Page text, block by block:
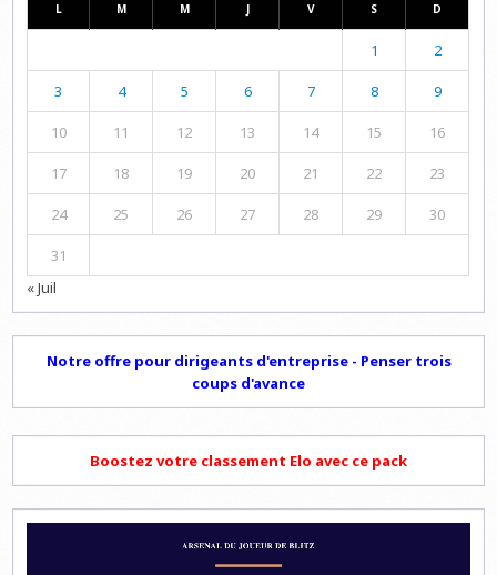
L M M J V S D
1 2
3 4 5 6 7 8 9
10 11 12 13 14 15 16
17 18 19 20 21 22 23
24 25 26 27 28 29 30
31
« Juil
Notre offre pour dirigeants d'entreprise - Penser trois
coups d'avance
Boostez votre classement Elo avec ce pack